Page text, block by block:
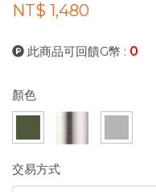
NT$ 1,480
此商品可回饋G幣 : 0
顏色
交易方式